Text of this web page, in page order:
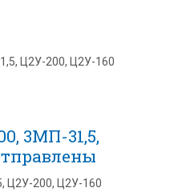
3МП-31,5,
Ц2У-200, Ц2У-160